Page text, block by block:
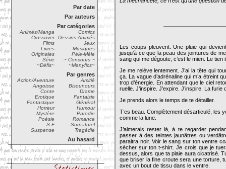
Par date
Par auteurs
Par catégories
Animés/Manga
Comics
Crossover
Dessins-Animés
Films
Jeux
Livres
Musiques
Originales
Pèle-Mèle
Série
~ Concours ~
~Défis~
~Manyfics~
Par genres
Action/Aventure
Amitié
Angoisse
Bisounours
Conte
Drame
Erotique
Fantaisie
Fantastique
Général
Horreur
Humour
Mystère
Parodie
Poésie
Romance
S-F
Surnaturel
Suspense
Tragédie
Au hasard
Les coups pleuvent. Une pluie qui
jusqu’à ce que la peau des jointures de
sang qui me dégoute, c’est le mien. Le tien
Je me relève lentement. J’ai la tête qui
ça. La vague d’adrénaline qui m’a étreint
trop d’énergie. En attendant que le ciel
ruelle. J’inspire. J’expire. J’inspire. La
Je prends alors le temps de te détailler.
T’es beau. Complètement désarticulé, les
comme la lune.
J’aimerais rester là, à te regarder
passer à des teintes jaunâtres ou
paraitra noir. Voir le sang sur ton ventre
sécher sur ton t-shirt. Je crois que je
dessus, alors que ta plaie aura cicatrisé.
que briser la fine croute sera une torture,
avec un bout de tissu dans le ventre.